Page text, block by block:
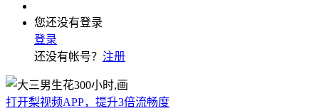
您还没有登录
登录
还没有帐号？ 注册
打开梨视频APP，提升3倍流畅度